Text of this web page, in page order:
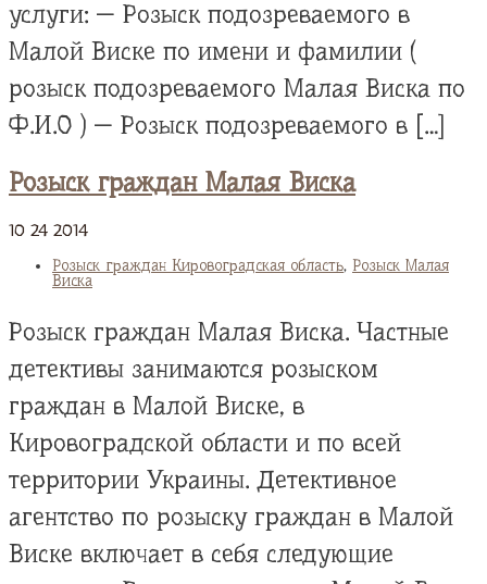
услуги: — Розыск подозреваемого в
Малой Виске по имени и фамилии (
розыск подозреваемого Малая Виска по
Ф.И.О ) — Розыск подозреваемого в […]
Розыск граждан Малая Виска
10 24 2014
Розыск граждан Кировоградская область, Розыск Малая
Виска
Розыск граждан Малая Виска. Частные
детективы занимаются розыском
граждан в Малой Виске, в
Кировоградской области и по всей
территории Украины. Детективное
агентство по розыску граждан в Малой
Виске включает в себя следующие